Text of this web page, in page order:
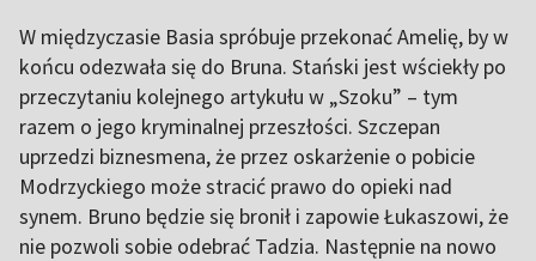
W międzyczasie Basia spróbuje przekonać Amelię, by w
końcu odezwała się do Bruna. Stański jest wściekły po
przeczytaniu kolejnego artykułu w „Szoku” – tym
razem o jego kryminalnej przeszłości. Szczepan
uprzedzi biznesmena, że przez oskarżenie o pobicie
Modrzyckiego może stracić prawo do opieki nad
synem. Bruno będzie się bronił i zapowie Łukaszowi, że
nie pozwoli sobie odebrać Tadzia. Następnie na nowo